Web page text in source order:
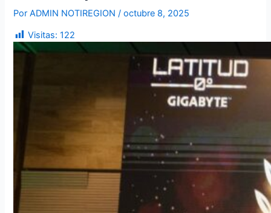
PorADMIN NOTIREGION/octubre 8, 2025
Visitas: 122